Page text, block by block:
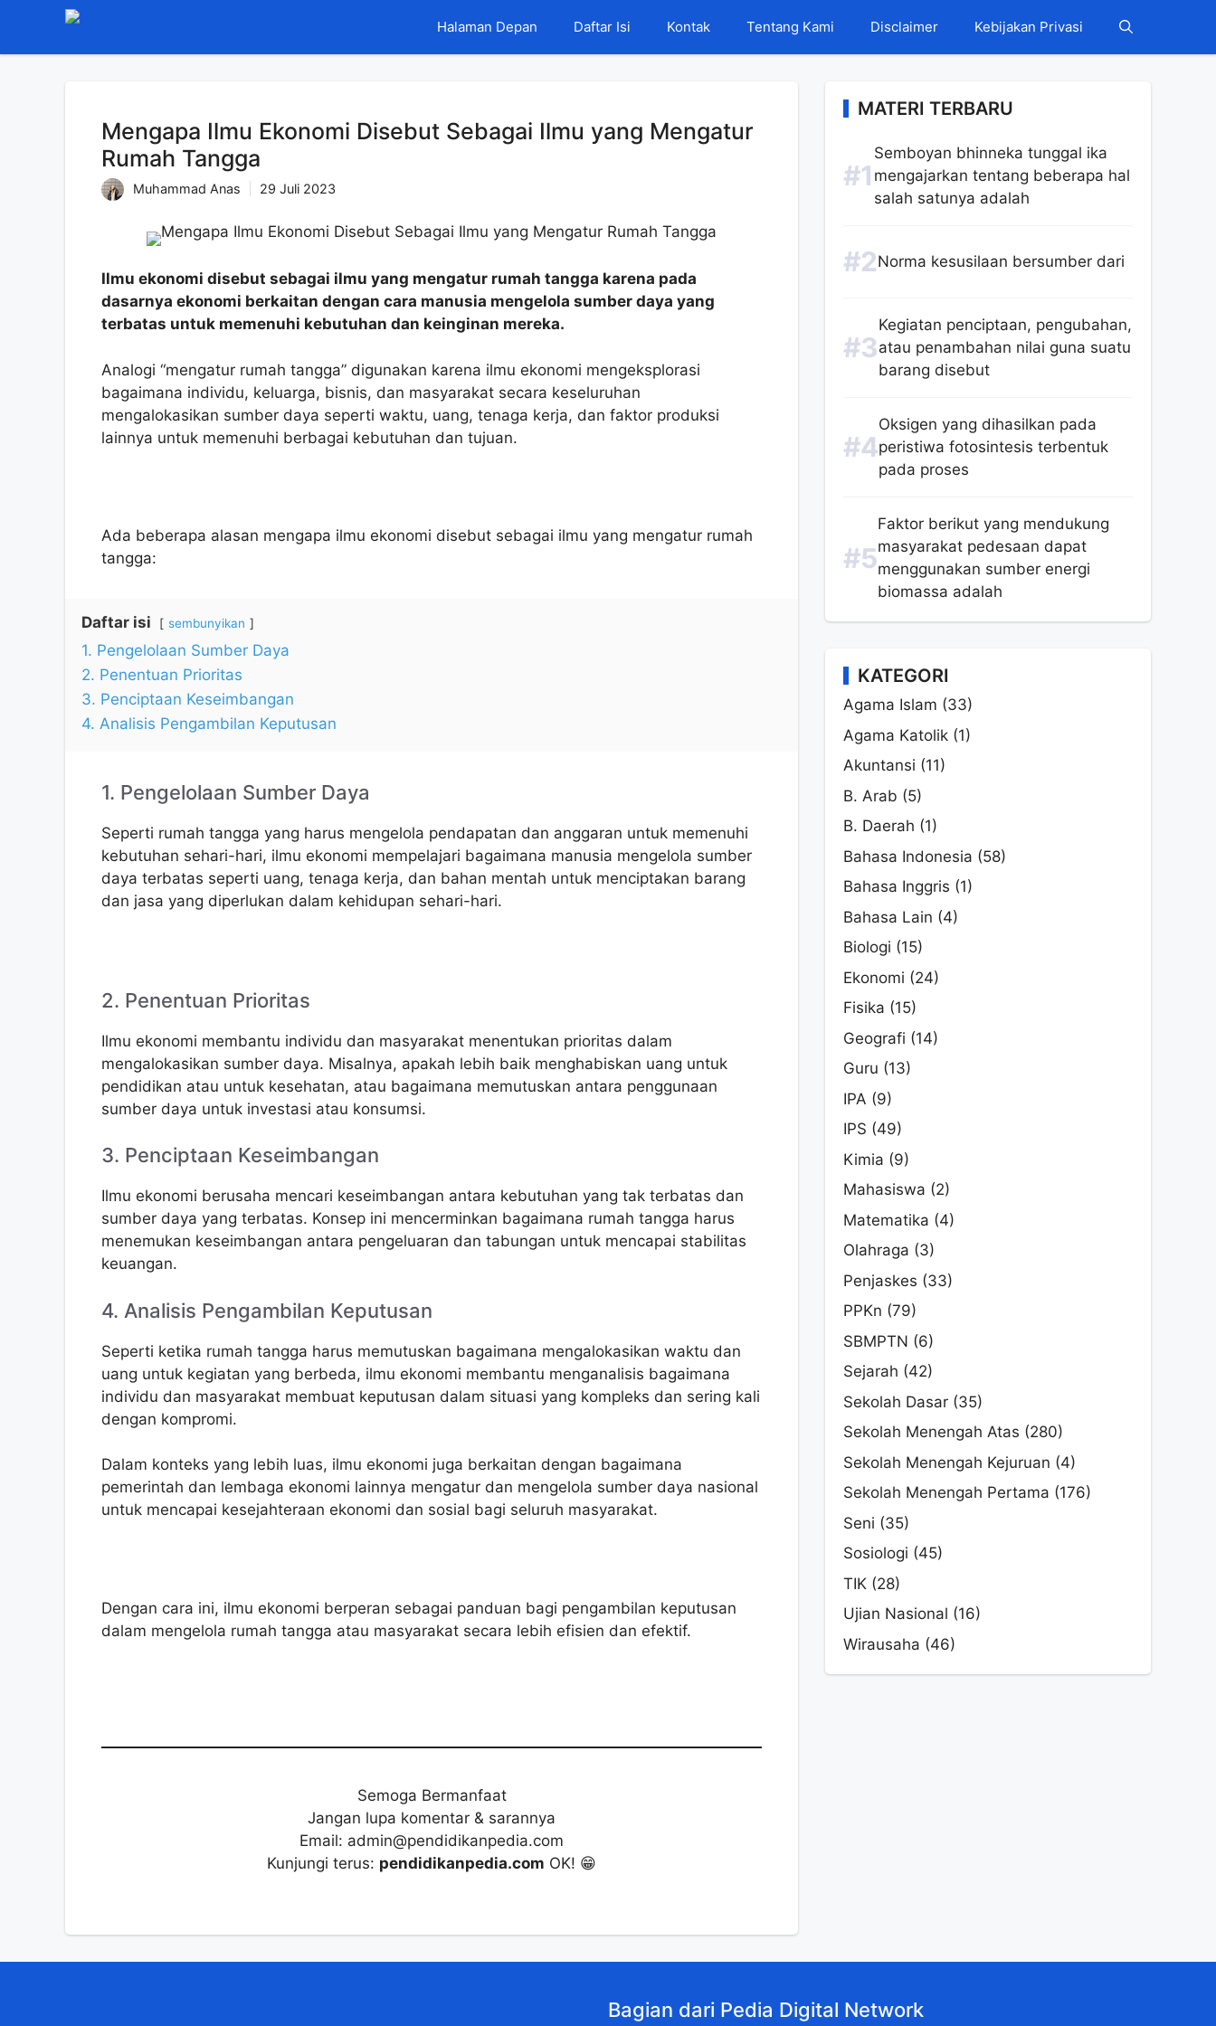
Langsung
isi
Halaman Depan Daftar Isi Kontak Tentang Kami Disclaimer Kebijakan Privasi
Mengapa Ilmu Ekonomi Disebut Sebagai Ilmu yang Mengatur
Rumah Tangga
Muhammad Anas 29 Juli 2023
Ilmu ekonomi disebut sebagai ilmu yang mengatur rumah tangga karena pada
dasarnya ekonomi berkaitan dengan cara manusia mengelola sumber daya yang
terbatas untuk memenuhi kebutuhan dan keinginan mereka.
Analogi “mengatur rumah tangga” digunakan karena ilmu ekonomi mengeksplorasi
bagaimana individu, keluarga, bisnis, dan masyarakat secara keseluruhan
mengalokasikan sumber daya seperti waktu, uang, tenaga kerja, dan faktor produksi
lainnya untuk memenuhi berbagai kebutuhan dan tujuan.
Ada beberapa alasan mengapa ilmu ekonomi disebut sebagai ilmu yang mengatur rumah
tangga:
Daftar isi sembunyikan
1. Pengelolaan Sumber Daya
2. Penentuan Prioritas
3. Penciptaan Keseimbangan
4. Analisis Pengambilan Keputusan
1. Pengelolaan Sumber Daya
Seperti rumah tangga yang harus mengelola pendapatan dan anggaran untuk memenuhi
kebutuhan sehari-hari, ilmu ekonomi mempelajari bagaimana manusia mengelola sumber
daya terbatas seperti uang, tenaga kerja, dan bahan mentah untuk menciptakan barang
dan jasa yang diperlukan dalam kehidupan sehari-hari.
2. Penentuan Prioritas
Ilmu ekonomi membantu individu dan masyarakat menentukan prioritas dalam
mengalokasikan sumber daya. Misalnya, apakah lebih baik menghabiskan uang untuk
pendidikan atau untuk kesehatan, atau bagaimana memutuskan antara penggunaan
sumber daya untuk investasi atau konsumsi.
3. Penciptaan Keseimbangan
Ilmu ekonomi berusaha mencari keseimbangan antara kebutuhan yang tak terbatas dan
sumber daya yang terbatas. Konsep ini mencerminkan bagaimana rumah tangga harus
menemukan keseimbangan antara pengeluaran dan tabungan untuk mencapai stabilitas
keuangan.
4. Analisis Pengambilan Keputusan
Seperti ketika rumah tangga harus memutuskan bagaimana mengalokasikan waktu dan
uang untuk kegiatan yang berbeda, ilmu ekonomi membantu menganalisis bagaimana
individu dan masyarakat membuat keputusan dalam situasi yang kompleks dan sering kali
dengan kompromi.
Dalam konteks yang lebih luas, ilmu ekonomi juga berkaitan dengan bagaimana
pemerintah dan lembaga ekonomi lainnya mengatur dan mengelola sumber daya nasional
untuk mencapai kesejahteraan ekonomi dan sosial bagi seluruh masyarakat.
Dengan cara ini, ilmu ekonomi berperan sebagai panduan bagi pengambilan keputusan
dalam mengelola rumah tangga atau masyarakat secara lebih efisien dan efektif.
Semoga Bermanfaat
Jangan lupa komentar & sarannya
Email: admin@pendidikanpedia.com
Kunjungi terus: pendidikanpedia.com OK! 😁
MATERI TERBARU
Semboyan bhinneka tunggal ika
mengajarkan tentang beberapa hal
salah satunya adalah
Norma kesusilaan bersumber dari
Kegiatan penciptaan, pengubahan,
atau penambahan nilai guna suatu
barang disebut
Oksigen yang dihasilkan pada
peristiwa fotosintesis terbentuk
pada proses
Faktor berikut yang mendukung
masyarakat pedesaan dapat
menggunakan sumber energi
biomassa adalah
KATEGORI
Agama Islam (33)
Agama Katolik (1)
Akuntansi (11)
B. Arab (5)
B. Daerah (1)
Bahasa Indonesia (58)
Bahasa Inggris (1)
Bahasa Lain (4)
Biologi (15)
Ekonomi (24)
Fisika (15)
Geografi (14)
Guru (13)
IPA (9)
IPS (49)
Kimia (9)
Mahasiswa (2)
Matematika (4)
Olahraga (3)
Penjaskes (33)
PPKn (79)
SBMPTN (6)
Sejarah (42)
Sekolah Dasar (35)
Sekolah Menengah Atas (280)
Sekolah Menengah Kejuruan (4)
Sekolah Menengah Pertama (176)
Seni (35)
Sosiologi (45)
TIK (28)
Ujian Nasional (16)
Wirausaha (46)
Bagian dari Pedia Digital Network